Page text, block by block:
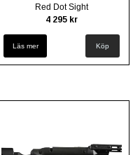
Red Dot Sight
4 295 kr
Läs mer